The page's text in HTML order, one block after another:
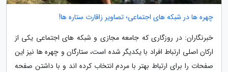
چهره ها در شبکه های اجتماعی؛ تصاویر زاقارت ستاره ها!
خبرنگاران: در روزگاری که جامعه مجازی و شبکه های اجتماعی یکی از
ارکان اصلی ارتباط افراد با یکدیگر شده است، ستارگان و چهره ها نیز این
صفحات را برای ارتباط بهتر با مردم انتخاب کرده اند و با داشتن صفحه